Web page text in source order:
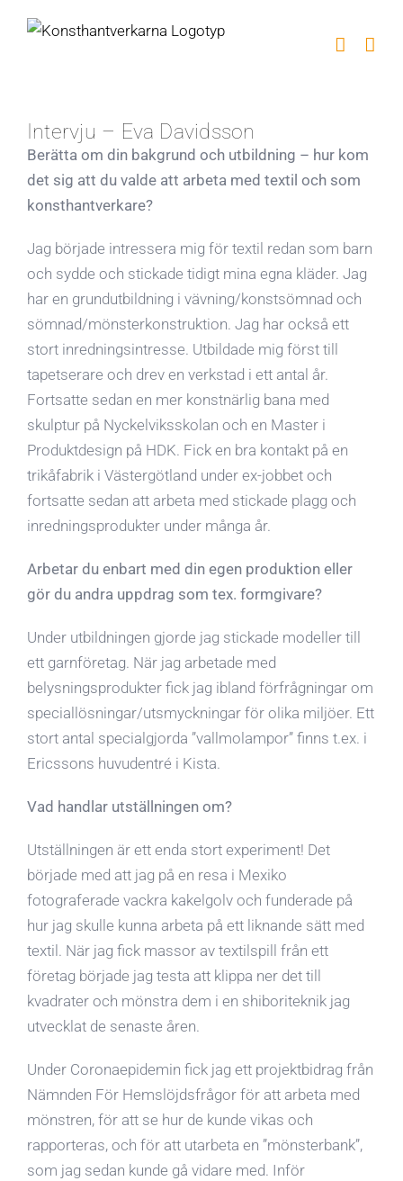
Intervju – Eva Davidsson
Berätta om din bakgrund och utbildning – hur kom
det sig att du valde att arbeta med textil och som
konsthantverkare?
Jag började intressera mig för textil redan som barn
och sydde och stickade tidigt mina egna kläder. Jag
har en grundutbildning i vävning/konstsömnad och
sömnad/mönsterkonstruktion. Jag har också ett
stort inredningsintresse. Utbildade mig först till
tapetserare och drev en verkstad i ett antal år.
Fortsatte sedan en mer konstnärlig bana med
skulptur på Nyckelviksskolan och en Master i
Produktdesign på HDK. Fick en bra kontakt på en
trikåfabrik i Västergötland under ex-jobbet och
fortsatte sedan att arbeta med stickade plagg och
inredningsprodukter under många år.
Arbetar du enbart med din egen produktion eller
gör du andra uppdrag som tex. formgivare?
Under utbildningen gjorde jag stickade modeller till
ett garnföretag. När jag arbetade med
belysningsprodukter fick jag ibland förfrågningar om
speciallösningar/utsmyckningar för olika miljöer. Ett
stort antal specialgjorda ”vallmolampor” finns t.ex. i
Ericssons huvudentré i Kista.
Vad handlar utställningen om?
Utställningen är ett enda stort experiment! Det
började med att jag på en resa i Mexiko
fotograferade vackra kakelgolv och funderade på
hur jag skulle kunna arbeta på ett liknande sätt med
textil. När jag fick massor av textilspill från ett
företag började jag testa att klippa ner det till
kvadrater och mönstra dem i en shiboriteknik jag
utvecklat de senaste åren.
Under Coronaepidemin fick jag ett projektbidrag från
Nämnden För Hemslöjdsfrågor för att arbeta med
mönstren, för att se hur de kunde vikas och
rapporteras, och för att utarbeta en ”mönsterbank”,
som jag sedan kunde gå vidare med. Inför